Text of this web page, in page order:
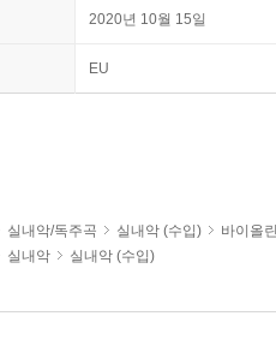
2020년 10월 15일
EU
실내악/독주곡 실내악 (수입)
바이올린
실내악 실내악 (수입)